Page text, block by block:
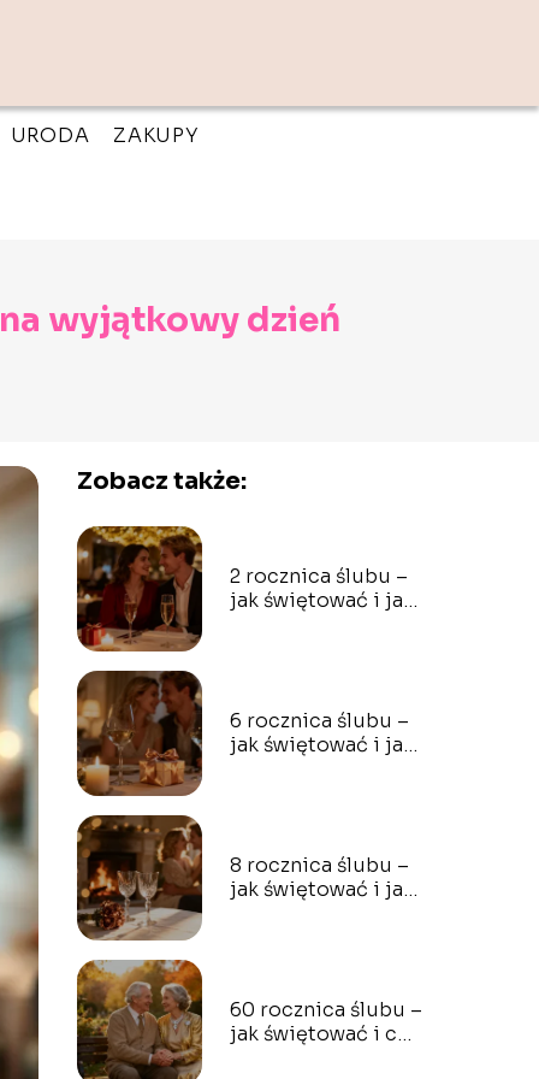
URODA ZAKUPY
wyjątkowy dzień
Zobacz także:
2 rocznica ślubu –
jak świętować i jaki
6 rocznica ślubu –
jak świętować i jaki
8 rocznica ślubu –
jak świętować i jaki
60 rocznica ślubu –
jak świętować i co